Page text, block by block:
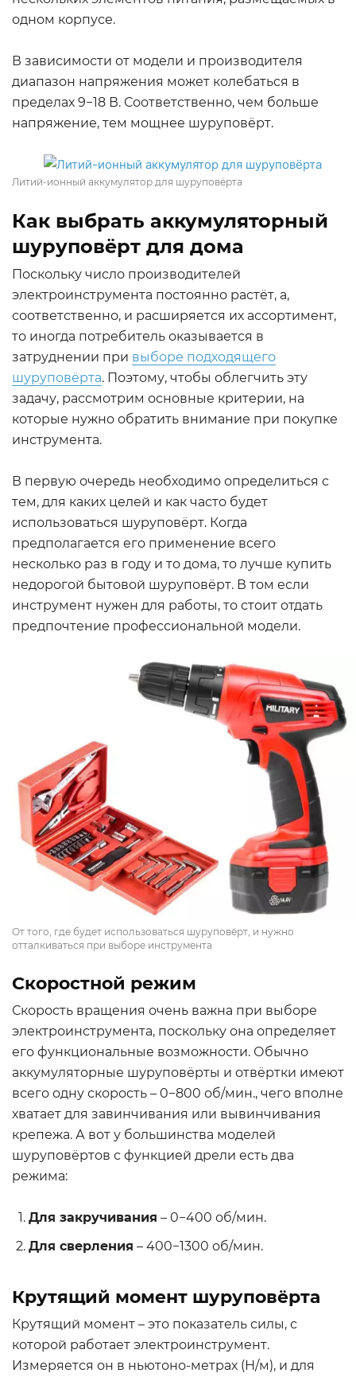
одном корпусе.
В зависимости от модели и производителя
диапазон напряжения может колебаться в
пределах 9−18 В. Соответственно, чем больше
напряжение, тем мощнее шуруповёрт.
Литий-ионный аккумулятор для шуруповёрта
Как выбрать аккумуляторный
шуруповёрт для дома
Поскольку число производителей
электроинструмента постоянно растёт, а,
соответственно, и расширяется их ассортимент,
то иногда потребитель оказывается в
затруднении при выборе подходящего
шуруповёрта. Поэтому, чтобы облегчить эту
задачу, рассмотрим основные критерии, на
которые нужно обратить внимание при покупке
инструмента.
В первую очередь необходимо определиться с
тем, для каких целей и как часто будет
использоваться шуруповёрт. Когда
предполагается его применение всего
несколько раз в году и то дома, то лучше купить
недорогой бытовой шуруповёрт. В том если
инструмент нужен для работы, то стоит отдать
предпочтение профессиональной модели.
От того, где будет использоваться шуруповёрт, и нужно
отталкиваться при выборе инструмента
Скоростной режим
Скорость вращения очень важна при выборе
электроинструмента, поскольку она определяет
его функциональные возможности. Обычно
аккумуляторные шуруповёрты и отвёртки имеют
всего одну скорость – 0−800 об/мин., чего вполне
хватает для завинчивания или вывинчивания
крепежа. А вот у большинства моделей
шуруповёртов с функцией дрели есть два
режима:
Для закручивания – 0−400 об/мин.
Для сверления – 400−1300 об/мин.
Крутящий момент шуруповёрта
Крутящий момент – это показатель силы, с
которой работает электроинструмент.
Измеряется он в ньютоно-метрах (Н/м), и для